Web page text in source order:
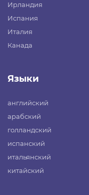
Ирландия
Испания
Италия
Канада
Языки
английский
арабский
голландский
испанский
итальянский
китайский